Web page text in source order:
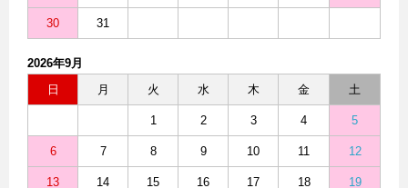
30 31
2026年9月
日
月 火 水 木 金 土
1 2 3 4 5
6 7 8 9 10 11 12
13 14 15 16 17 18 19